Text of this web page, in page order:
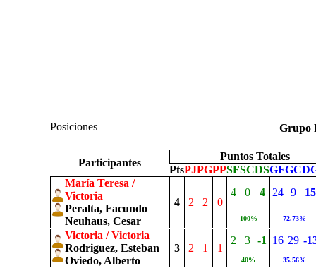
Posiciones
Participantes
Puntos Totales
PtsPJPGPPSFSCDSGFGC
María Teresa /
Victoria
Peralta, Facundo
Neuhaus, Cesar
4 2 2 0
4 0 4 24 9 15
100% 72.73%
Victoria / Victoria
Rodriguez, Esteban
Oviedo, Alberto
3 2 1 1
2 3 -1 16 29 -
40% 35.56%